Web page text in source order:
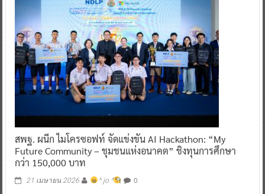
สพฐ. ผนีก ไมโครซอฟท์ จัดแข่งขัน AI Hackathon: “My
Future Community – ชุมชนแห่งอนาคต” ชิงทุนการศึกษา
กว่า 150,000 บาท
21 เมษายน 2026 ^ jo ^ 0